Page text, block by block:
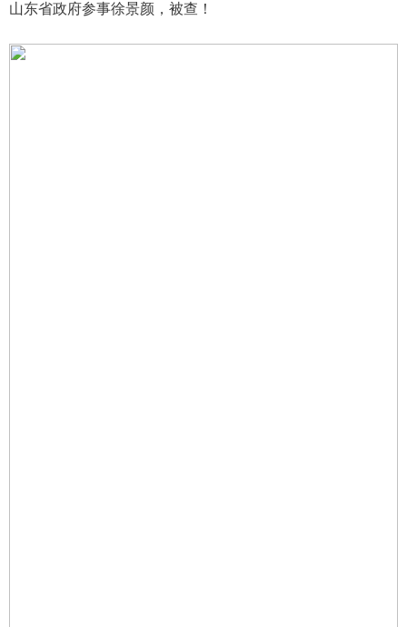
山东省政府参事徐景颜，被查！